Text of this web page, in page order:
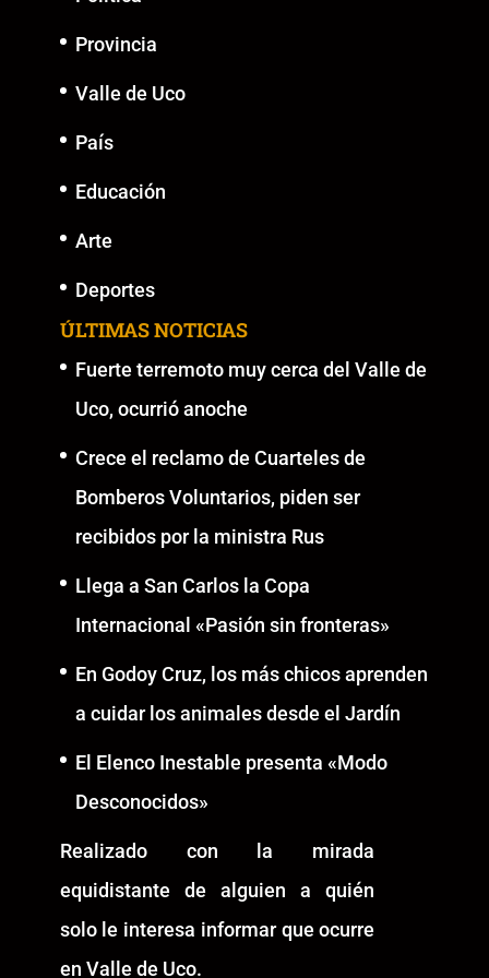
Provincia
Valle de Uco
País
Educación
Arte
Deportes
ÚLTIMAS NOTICIAS
Fuerte terremoto muy cerca del Valle de
Uco, ocurrió anoche
Crece el reclamo de Cuarteles de
Bomberos Voluntarios, piden ser
recibidos por la ministra Rus
Llega a San Carlos la Copa
Internacional «Pasión sin fronteras»
En Godoy Cruz, los más chicos aprenden
a cuidar los animales desde el Jardín
El Elenco Inestable presenta «Modo
Desconocidos»
Realizado con la mirada
equidistante de alguien a quién
solo le interesa informar que ocurre
en Valle de Uco.